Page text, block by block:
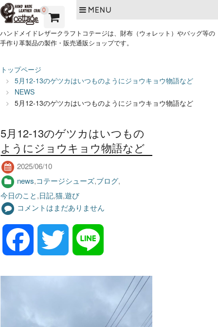
0 MENU
ハンドメイドレザークラフトコテージは、財布（ウォレット）やバッグ等の
手作り革製品の製作・販売通販ショップです。
トップページ
5月12-13のゲツカはいつものようにジョウキョウ物語など
NEWS
5月12-13のゲツカはいつものようにジョウキョウ物語など
5月12-13のゲツカはいつもの
ようにジョウキョウ物語など
2025/06/10
news,コテージシューズ,ブログ,
今日のこと,日記,猫,遊び
コメントはまだありません